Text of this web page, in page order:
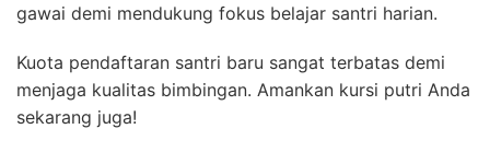
gawai demi mendukung fokus belajar santri harian.
Kuota pendaftaran santri baru sangat terbatas demi
menjaga kualitas bimbingan. Amankan kursi putri Anda
sekarang juga!